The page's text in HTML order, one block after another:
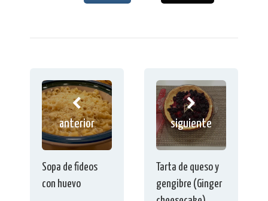
anterior
Sopa de fideos
con huevo
siguiente
Tarta de queso y
gengibre (Ginger